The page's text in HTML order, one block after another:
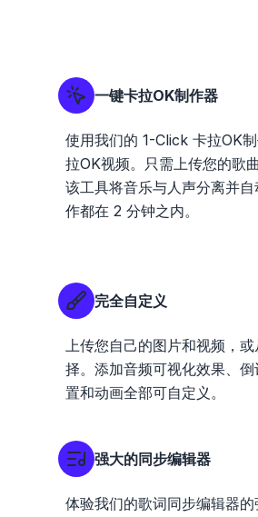
一键卡拉OK制作器
使用我们的 1-Click 卡拉OK
拉OK视频。只需上传您的歌
该工具将音乐与人声分离并
作都在 2 分钟之内。
完全自定义
上传您自己的图片和视频，
择。添加音频可视化效果、
置和动画全部可自定义。
强大的同步编辑器
体验我们的歌词同步编辑器